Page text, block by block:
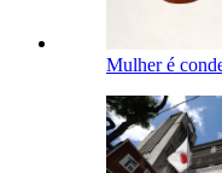
Mulher é